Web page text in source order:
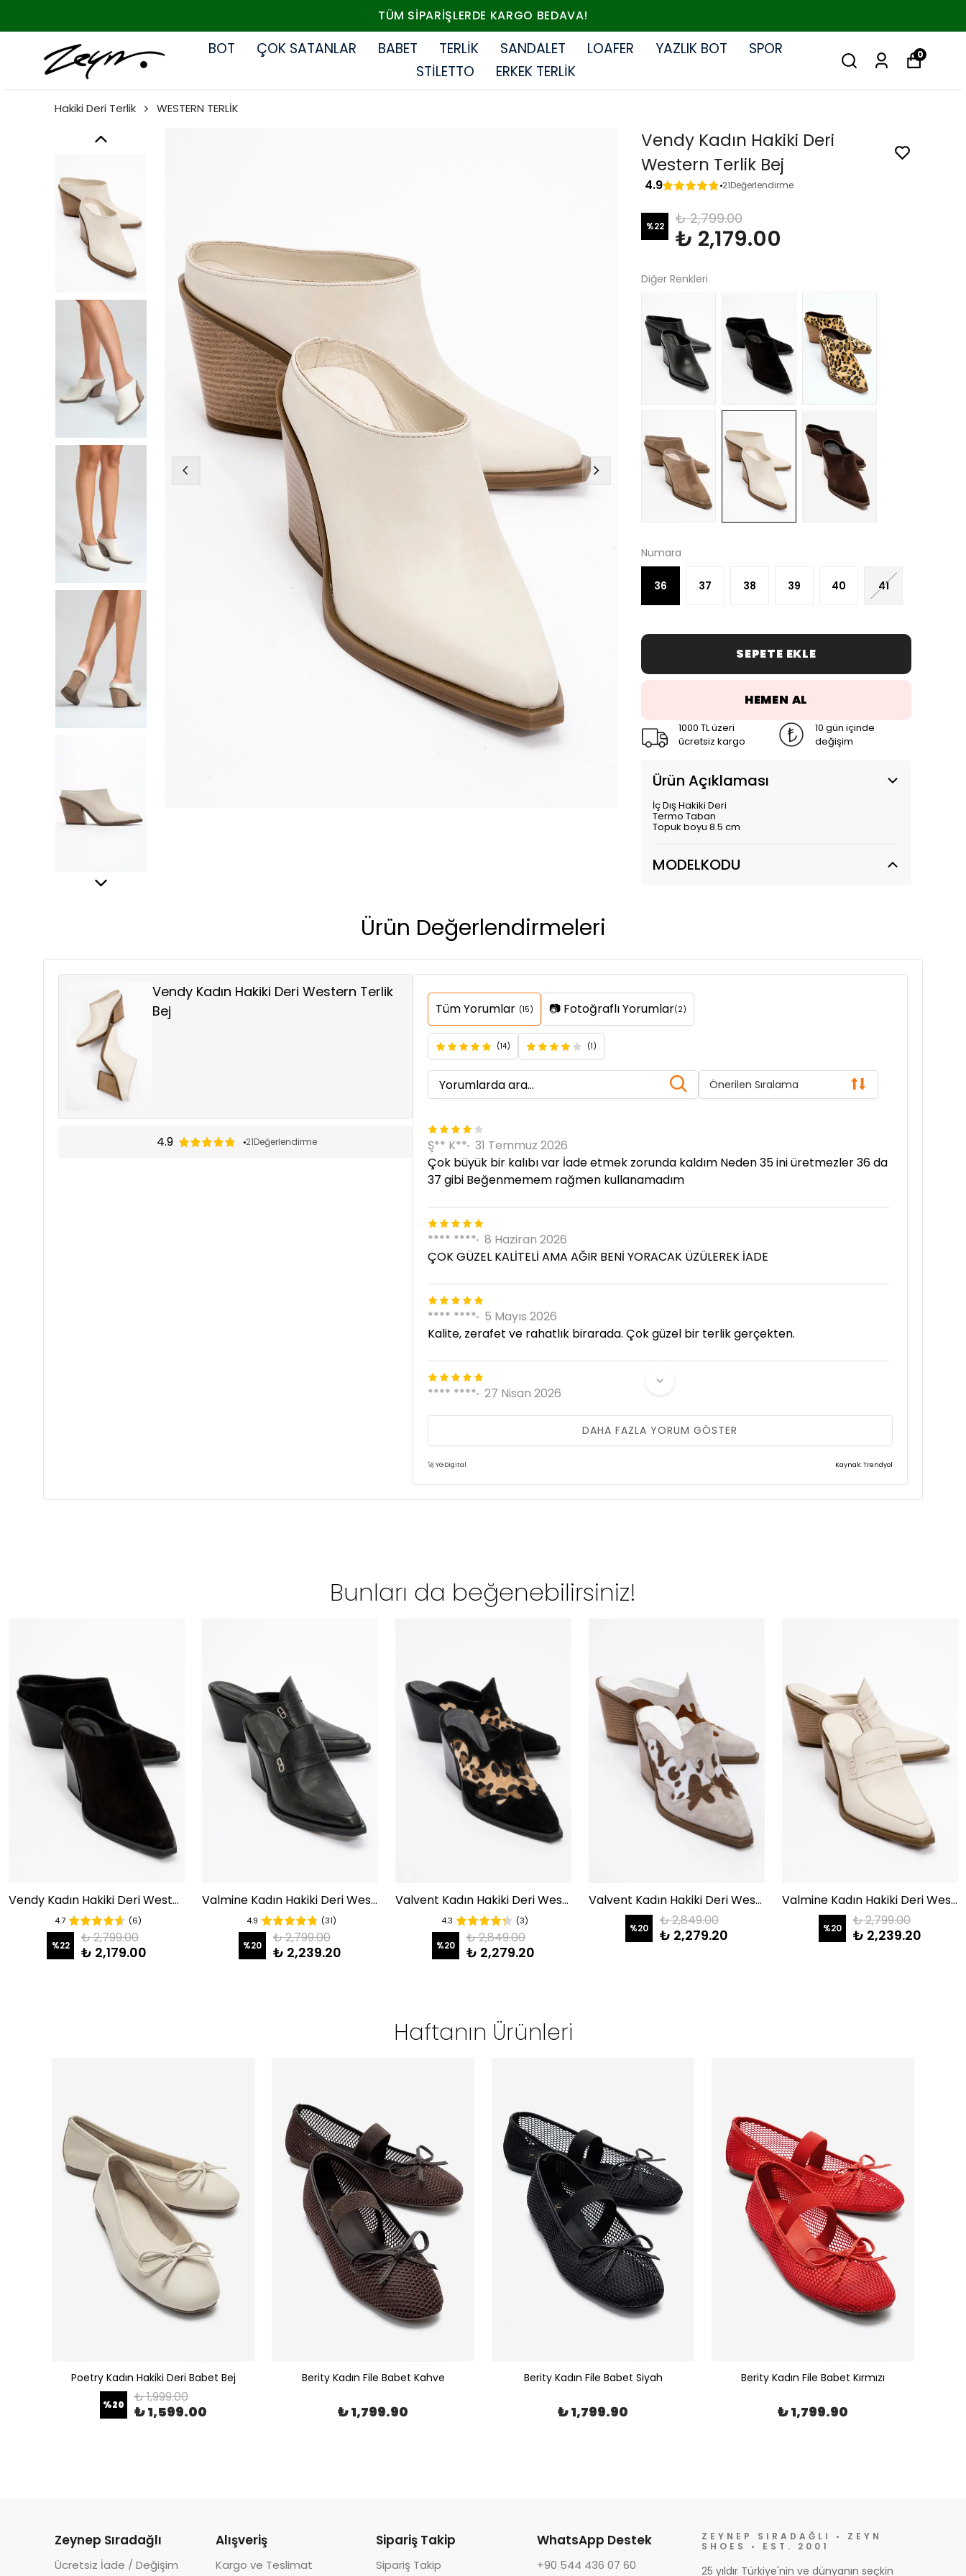
TÜM SIPARIŞLERDE KARGO BEDAVA!
BOT ÇOK SATANLAR BABET TERLİK SANDALET LOAFER YAZLIK BOT
SPOR
STİLETTO
ERKEK TERLİK
0
Hakiki Deri Terlik WESTERN TERLİK
Vendy Kadın Hakiki Deri
Western Terlik Bej
4.9 21Değerlendirme
%22 ₺ 2,799.00
₺ 2,179.00
Diğer Renkleri
Numara
36 37 38 39 40 41
SEPETE EKLE
HEMEN AL
1000 TL üzeri
ücretsiz kargo
10 gün içinde
değişim
Ürün Açıklaması
İç Dış Hakiki Deri
Termo Taban
Topuk boyu 8.5 cm
MODELKODU
Ürün Değerlendirmeleri
Vendy Kadın Hakiki Deri Western Terlik
Bej
4.9 21Değerlendirme
Tüm Yorumlar (15) 📷 Fotoğraflı Yorumlar(2)
(14) (1)
Önerilen Sıralama
Ş** K** 31 Temmuz 2026
Çok büyük bir kalıbı var İade etmek zorunda kaldım Neden 35 ini üretmezler 36 da
37 gibi Beğenmemem rağmen kullanamadım
**** **** 8 Haziran 2026
ÇOK GÜZEL KALİTELİ AMA AĞIR BENİ YORACAK ÜZÜLEREK İADE
**** **** 5 Mayıs 2026
Kalite, zerafet ve rahatlık birarada. Çok güzel bir terlik gerçekten.
**** **** 27 Nisan 2026
U** Ç** 03 Nisan 2026
Güzel ve rahat
DAHA FAZLA YORUM GÖSTER
🚀 YGDigital Kaynak: Trendyol
Bunları da beğenebilirsiniz!
Vendy Kadın Hakiki Deri Western Terlik Siyah Süet
4.7 (6)
%22 ₺ 2,799.00
₺ 2,179.00
Valmine Kadın Hakiki Deri Western Terlik Siyah
4.9 (31)
%20 ₺ 2,799.00
₺ 2,239.20
Valvent Kadın Hakiki Deri Western Terlik Siyah Süet-Leopar
4.3 (3)
%20 ₺ 2,849.00
₺ 2,279.20
Valvent Kadın Hakiki Deri Western Terlik Beyaz Süet-Tay
%20 ₺ 2,849.00
₺ 2,279.20
Valmine Kadın Hakiki Deri Western Terlik Bej
%20 ₺ 2,799.00
₺ 2,239.20
Haftanın Ürünleri
Poetry Kadın Hakiki Deri Babet Bej
%20 ₺ 1,999.00
₺ 1,599.00
Berity Kadın File Babet Kahve
₺ 1,799.90
Berity Kadın File Babet Siyah
₺ 1,799.90
Berity Kadın File Babet Kırmızı
₺ 1,799.90
Zeynep Sıradağlı
Ücretsiz İade / Değişim
Alışveriş
Kargo ve Teslimat
Sipariş Takip
Sipariş Takip
WhatsApp Destek
+90 544 436 07 60
ZEYNEP SIRADAĞLI • ZEYN
SHOES • EST. 2001
25 yıldır Türkiye'nin ve dünyanın seçkin